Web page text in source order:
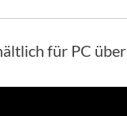
für PC über